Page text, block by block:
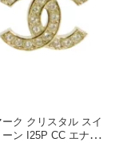
ク クリスタル スイ
ン I25P CC エナメ
ー ジュエリー エレガ